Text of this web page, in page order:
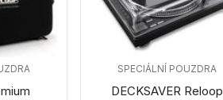
DECKSAVER Reloop
SPECIÁLNÍ POUZDRA